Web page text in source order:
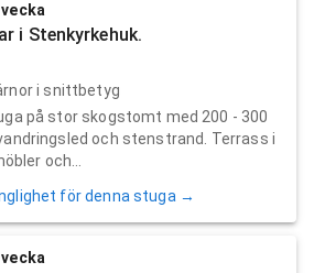
i Stenkyrkehuk.
i snittbetyg
på stor skogstomt med 200 - 300
och stenstrand. Terrass i
och...
för denna stuga →